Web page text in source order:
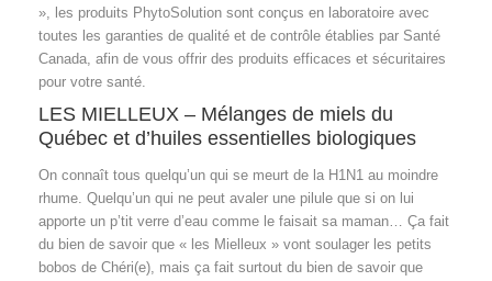
», les produits PhytoSolution sont conçus en laboratoire avec
toutes les garanties de qualité et de contrôle établies par Santé
Canada, afin de vous offrir des produits efficaces et sécuritaires
pour votre santé.
LES MIELLEUX – Mélanges de miels du
Québec et d’huiles essentielles biologiques
On connaît tous quelqu’un qui se meurt de la H1N1 au moindre
rhume. Quelqu’un qui ne peut avaler une pilule que si on lui
apporte un p’tit verre d’eau comme le faisait sa maman… Ça fait
du bien de savoir que « les Mielleux » vont soulager les petits
bobos de Chéri(e), mais ça fait surtout du bien de savoir que